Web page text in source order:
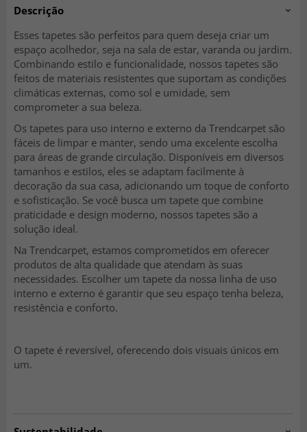
Descrição
Esses tapetes são perfeitos para quem deseja criar um
espaço acolhedor, seja na sala de estar, varanda ou jardim.
Combinando estilo e funcionalidade, nossos tapetes são
feitos de materiais resistentes que suportam as condições
climáticas externas, como sol e umidade, sem
comprometer a sua beleza.
Os tapetes para uso interno e externo da Trendcarpet são
fáceis de limpar e manter, sendo uma excelente escolha
para áreas de grande circulação. Disponíveis em diversos
tamanhos e estilos, eles se adaptam facilmente à
decoração da sua casa, adicionando um toque de conforto
e sofisticação. Se você busca um tapete que combine
praticidade e design moderno, nossos tapetes são a
solução ideal.
Na Trendcarpet, estamos comprometidos em oferecer
produtos de alta qualidade que atendam às suas
necessidades. Escolher um tapete da nossa linha de uso
interno e externo é garantir que seu espaço tenha beleza,
resistência e conforto.
O tapete é reversível, oferecendo dois visuais únicos em
um.